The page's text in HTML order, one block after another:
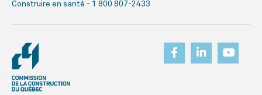
Construire en santé - 1 800 807-2433